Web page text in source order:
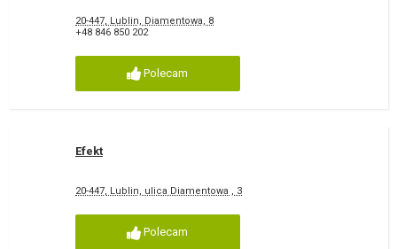
20-447, Lublin, Diamentowa, 8
+48 846 850 202
Polecam
Efekt
20-447, Lublin, ulica Diamentowa , 3
Polecam